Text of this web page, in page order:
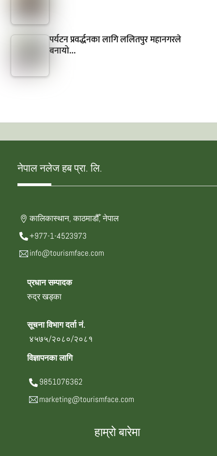
पर्यटन प्रवर्द्धनका लागि ललितपुर महानगरले
बनायो…
नेपाल नलेज हब प्रा. लि.
कालिकास्थान, काठमाडौँ, नेपाल
+977-1-4523973
info@tourismface.com
प्रधान सम्पादक
रुद्र खड्का
सूचना विभाग दर्ता नं.
४५७५/२०८०/२०८१
विज्ञापनका लागि
9851076362
marketing@tourismface.com
हाम्रो बारेमा